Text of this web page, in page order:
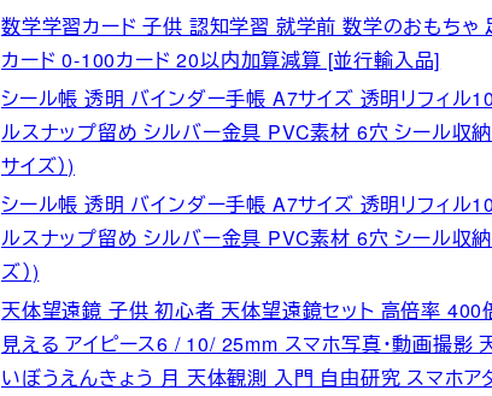
数学学習カード 子供 認知学習 就学前 数学のおもち
カード 0-100カード 20以内加算減算 [並行輸入品]
シール帳 透明 バインダー手帳 A7サイズ 透明リフィル
ルスナップ留め シルバー金具 PVC素材 6穴 シール収
サイズ）)
シール帳 透明 バインダー手帳 A7サイズ 透明リフィル
ルスナップ留め シルバー金具 PVC素材 6穴 シール収
ズ）)
天体望遠鏡 子供 初心者 天体望遠鏡セット 高倍率
見える アイピース6 / 10/ 25mm スマホ写真・動画撮
いぼうえんきょう 月 天体観測 入門 自由研究 スマホ